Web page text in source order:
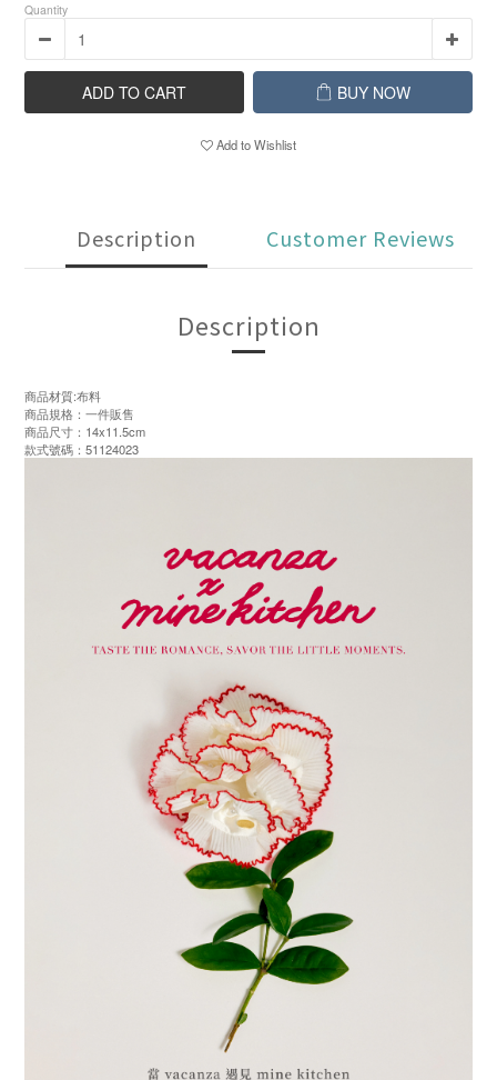
Quantity
ADD TO CART BUY NOW
Add to Wishlist
Description Customer Reviews
Description
商品材質:布料
商品規格：一件販售
商品尺寸：14x11.5cm
款式號碼：51124023